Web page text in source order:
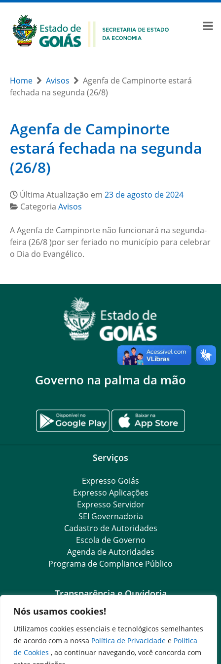
Nós usamos cookies!
Utilizamos cookies essenciais e tecnológicos semelhantes
de acordo com a nossa Política de Privacidade e Política
de Cookies , ao continuar navegando, você concorda com
Home Avisos
Agenfa de Campinorte estará
fechada na segunda (26/8)
Agenfa de Campinorte
estará fechada na segunda
(26/8)
Última Atualização em 23 de agosto de 2024
Categoria Avisos
A Agenfa de Campinorte não funcionará na segunda-
feira (26/8 )por ser feriado no município para celebrar
o Dia do Evangélico.
Governo na palma da mão
Serviços
Expresso Goiás
Expresso Aplicações
Expresso Servidor
SEI Governadoria
Cadastro de Autoridades
Escola de Governo
Agenda de Autoridades
Programa de Compliance Público
Transparência e Ouvidoria
LGPD
Goiás Transparência
Dados Abertos Goiás
SIC – Serviço de Informação ao Cidadão